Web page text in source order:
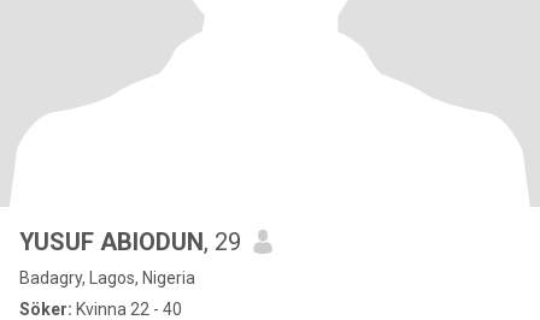
YUSUF ABIODUN, 29
Badagry, Lagos, Nigeria
Söker: Kvinna 22 - 40